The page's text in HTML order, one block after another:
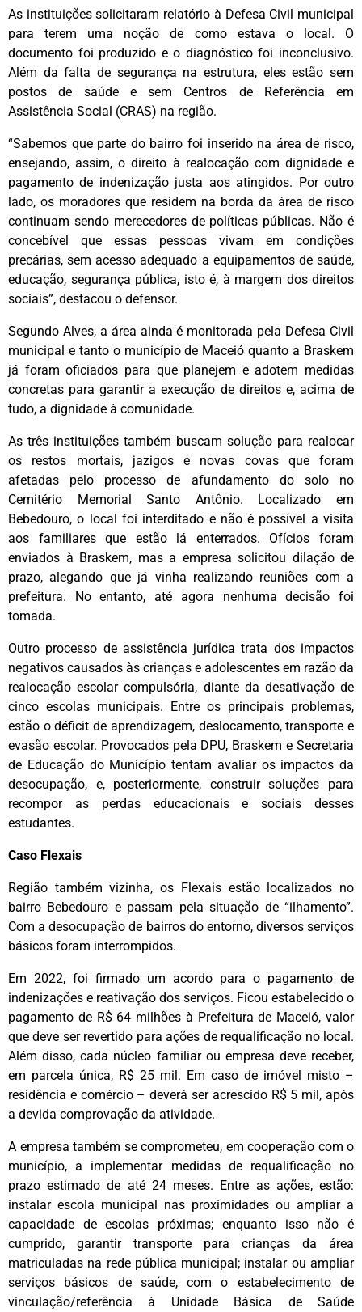
As instituições solicitaram relatório à Defesa Civil municipal
para terem uma noção de como estava o local. O
documento foi produzido e o diagnóstico foi inconclusivo.
Além da falta de segurança na estrutura, eles estão sem
postos de saúde e sem Centros de Referência em
Assistência Social (CRAS) na região.
“Sabemos que parte do bairro foi inserido na área de risco,
ensejando, assim, o direito à realocação com dignidade e
pagamento de indenização justa aos atingidos. Por outro
lado, os moradores que residem na borda da área de risco
continuam sendo merecedores de políticas públicas. Não é
concebível que essas pessoas vivam em condições
precárias, sem acesso adequado a equipamentos de saúde,
educação, segurança pública, isto é, à margem dos direitos
sociais”, destacou o defensor.
Segundo Alves, a área ainda é monitorada pela Defesa Civil
municipal e tanto o município de Maceió quanto a Braskem
já foram oficiados para que planejem e adotem medidas
concretas para garantir a execução de direitos e, acima de
tudo, a dignidade à comunidade.
As três instituições também buscam solução para realocar
os restos mortais, jazigos e novas covas que foram
afetadas pelo processo de afundamento do solo no
Cemitério Memorial Santo Antônio. Localizado em
Bebedouro, o local foi interditado e não é possível a visita
aos familiares que estão lá enterrados. Ofícios foram
enviados à Braskem, mas a empresa solicitou dilação de
prazo, alegando que já vinha realizando reuniões com a
prefeitura. No entanto, até agora nenhuma decisão foi
tomada.
Outro processo de assistência jurídica trata dos impactos
negativos causados às crianças e adolescentes em razão da
realocação escolar compulsória, diante da desativação de
cinco escolas municipais. Entre os principais problemas,
estão o déficit de aprendizagem, deslocamento, transporte e
evasão escolar. Provocados pela DPU, Braskem e Secretaria
de Educação do Município tentam avaliar os impactos da
desocupação, e, posteriormente, construir soluções para
recompor as perdas educacionais e sociais desses
estudantes.
Caso Flexais
Região também vizinha, os Flexais estão localizados no
bairro Bebedouro e passam pela situação de “ilhamento”.
Com a desocupação de bairros do entorno, diversos serviços
básicos foram interrompidos.
Em 2022, foi firmado um acordo para o pagamento de
indenizações e reativação dos serviços. Ficou estabelecido o
pagamento de R$ 64 milhões à Prefeitura de Maceió, valor
que deve ser revertido para ações de requalificação no local.
Além disso, cada núcleo familiar ou empresa deve receber,
em parcela única, R$ 25 mil. Em caso de imóvel misto –
residência e comércio – deverá ser acrescido R$ 5 mil, após
a devida comprovação da atividade.
A empresa também se comprometeu, em cooperação com o
município, a implementar medidas de requalificação no
prazo estimado de até 24 meses. Entre as ações, estão:
instalar escola municipal nas proximidades ou ampliar a
capacidade de escolas próximas; enquanto isso não é
cumprido, garantir transporte para crianças da área
matriculadas na rede pública municipal; instalar ou ampliar
serviços básicos de saúde, com o estabelecimento de
vinculação/referência à Unidade Básica de Saúde